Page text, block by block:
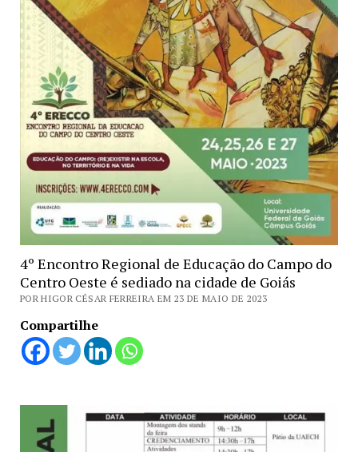
4º Encontro Regional de Educação do Campo do
Centro Oeste é sediado na cidade de Goiás
POR HIGOR CÉSAR FERREIRA EM 23 DE MAIO DE 2023
Compartilhe